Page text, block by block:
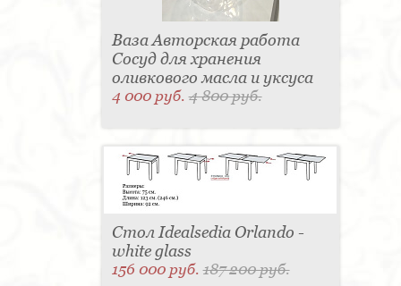
Ваза Авторская работа
Сосуд для хранения
оливкового масла и уксуса
4 000 руб.4 800 руб.
Стол Idealsedia Orlando -
white glass
156 000 руб.187 200 руб.